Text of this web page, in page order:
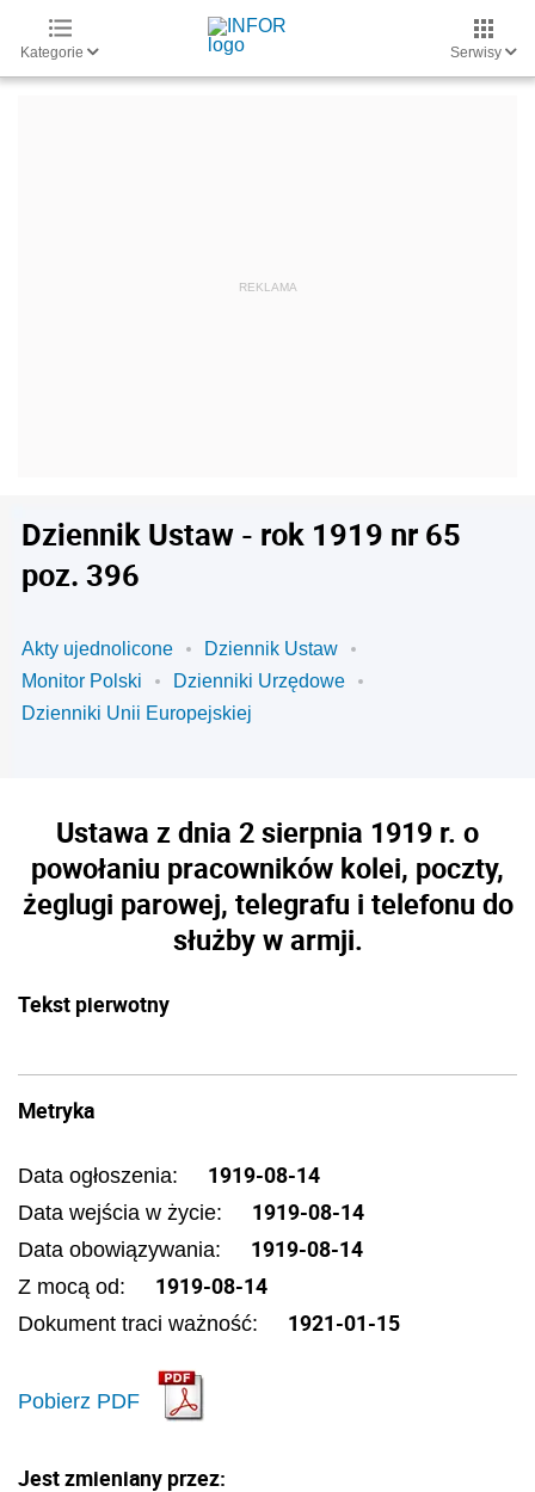
Kategorie Serwisy
Dziennik Ustaw - rok 1919 nr 65
poz. 396
Akty ujednolicone
Dziennik Ustaw
Monitor Polski
Dzienniki Urzędowe
Dzienniki Unii Europejskiej
Ustawa z dnia 2 sierpnia 1919 r. o
powołaniu pracowników kolei, poczty,
żeglugi parowej, telegrafu i telefonu do
służby w armji.
Tekst pierwotny
Metryka
Data ogłoszenia: 1919-08-14
Data wejścia w życie: 1919-08-14
Data obowiązywania: 1919-08-14
Z mocą od: 1919-08-14
Dokument traci ważność: 1921-01-15
Pobierz PDF
Jest zmieniany przez: